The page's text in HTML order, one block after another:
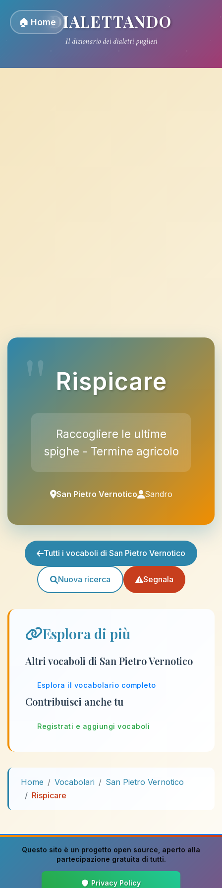
🏠 HomeDIALETTANDO
Il dizionario dei dialetti pugliesi
Rispicare
Raccogliere le ultime
spighe - Termine agricolo
San Pietro Vernotico Sandro
Tutti i vocaboli di San Pietro Vernotico
Nuova ricerca Segnala
Esplora di più
Altri vocaboli di San Pietro Vernotico
Esplora il vocabolario completo
Contribuisci anche tu
Registrati e aggiungi vocaboli
Home Vocabolari
San Pietro Vernotico
Rispicare
Questo sito è un progetto open source , aperto alla
partecipazione gratuita di tutti.
Privacy Policy